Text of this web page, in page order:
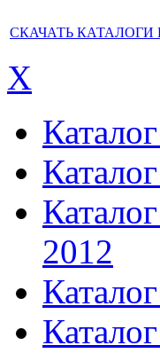
СКАЧАТЬ КАТАЛОГИ
X
2012